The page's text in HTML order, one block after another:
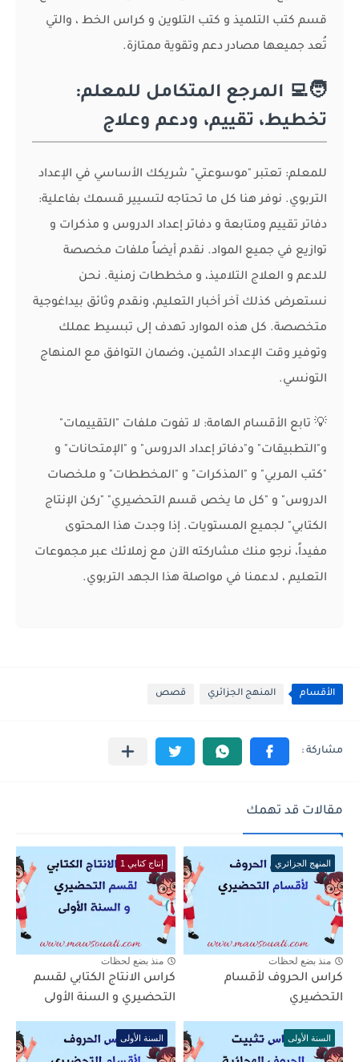
قسم كتب التلميذ و كتب التلوين و كراس الخط ، والتي
تُعد جميعها مصادر دعم وتقوية ممتازة.
🧑‍💻 المرجع المتكامل للمعلم:
تخطيط، تقييم، ودعم وعلاج
للمعلم: تعتبر "موسوعتي" شريكك الأساسي في الإعداد
التربوي. نوفر هنا كل ما تحتاجه لتسيير قسمك بفاعلية:
دفاتر تقييم ومتابعة و دفاتر إعداد الدروس و مذكرات و
توازيع في جميع المواد. نقدم أيضاً ملفات مخصصة
للدعم و العلاج التلاميذ، و مخططات زمنية. نحن
نستعرض كذلك آخر أخبار التعليم، ونقدم وثائق بيداغوجية
متخصصة. كل هذه الموارد تهدف إلى تبسيط عملك
وتوفير وقت الإعداد الثمين، وضمان التوافق مع المنهاج
التونسي.
💡 تابع الأقسام الهامة: لا تفوت ملفات "التقييمات"
و"التطبيقات" و"دفاتر إعداد الدروس" و "الإمتحانات" و
"كتب المربي" و "المذكرات" و "المخططات" و ملخصات
الدروس" و "كل ما يخص قسم التحضيري" "ركن الإنتاج
الكتابي" لجميع المستويات. إذا وجدت هذا المحتوى
مفيداً، نرجو منك مشاركته الآن مع زملائك عبر مجموعات
التعليم ، لدعمنا في مواصلة هذا الجهد التربوي.
الأقسام المنهج الجزائري قصص
مقالات قد تهمك
المنهج الجزائري
منذ بضع لحظات
كراس الحروف لأقسام
التحضيري
إنتاج كتابي 1
منذ بضع لحظات
كراس الانتاج الكتابي لقسم
التحضيري و السنة الأولى
السنة الأولى السنة الأولى